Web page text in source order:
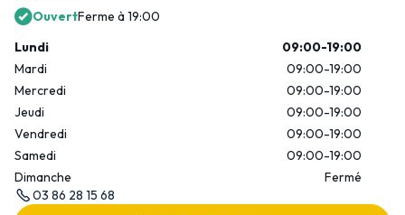
OuvertFerme à 19:00
Lundi
09:00-19:00
Mardi
09:00-19:00
Mercredi
09:00-19:00
Jeudi
09:00-19:00
Vendredi
09:00-19:00
Samedi
09:00-19:00
Dimanche
Fermé
03 86 28 15 68